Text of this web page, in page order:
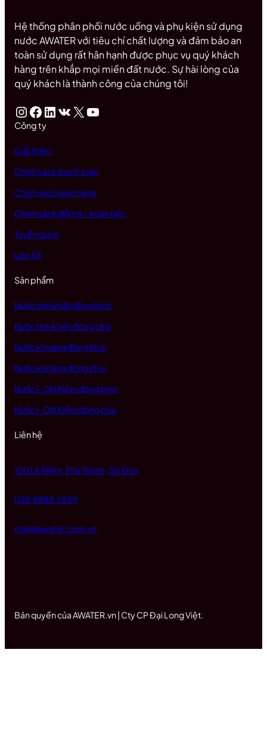
Hệ thống phân phối nước uống và phụ kiện sử dụng
nước AWATER với tiêu chí chất lượng và đảm bảo an
toàn sử dụng rất hân hạnh được phục vụ quý khách
hàng trên khắp mọi miền đất nước. Sự hài lòng của
quý khách là thành công của chúng tôi!
InstagramFacebook LinkedIn VK X Youtube
Công ty
Giới thiệu
Chính sách thanh toán
Chính sách giao hàng
Chính sách đổi trả – hoàn tiền
Tuyển dụng
Liên hệ
Sản phẩm
Nước tinh khiết đóng bình
Nước tinh khiết đóng chai
Nước khoáng đóng bình
Nước khoáng đóng chai
Nước I-ON Kiềm đóng bình
Nước I-ON Kiềm đóng chai
Liên hệ
100 Lê Niệm, Phú Thạnh, Sài Gòn
028.8888.5859
mail@awater.com.vn
Bản quyền của AWATER.vn | Cty CP Đại Long Việt.